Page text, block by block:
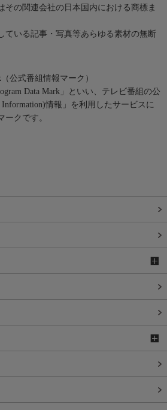
その関連会社の日本国内における商標ま
ている記事・写真等あらゆる素材の無断
公式番組情報マーク）
Data Mark」といい、テレビ番組の公
情報」を利用したサービスに
ークです。